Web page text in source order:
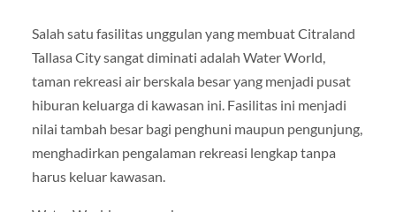
Salah satu fasilitas unggulan yang membuat Citraland
Tallasa City sangat diminati adalah Water World,
taman rekreasi air berskala besar yang menjadi pusat
hiburan keluarga di kawasan ini. Fasilitas ini menjadi
nilai tambah besar bagi penghuni maupun pengunjung,
menghadirkan pengalaman rekreasi lengkap tanpa
harus keluar kawasan.